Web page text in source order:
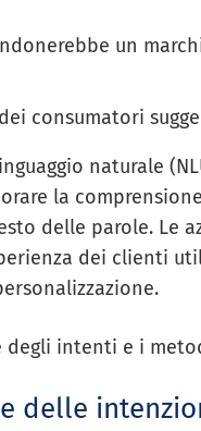
un
consumatori
naturale
la
delle parole. Le
dei clienti
degli intenti e i
delle